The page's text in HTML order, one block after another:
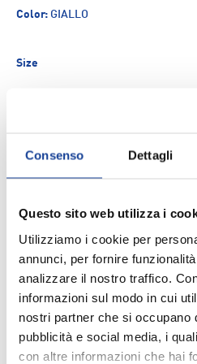
Consenso Dettagli
Questo sito web utilizza i
Utilizziamo i cookie per
annunci, per fornire
analizzare il nostro traffico.
informazioni sul modo in cui
nostri partner che si occupano
pubblicità e social media, i
con altre informazioni che hai
Color: GIALLO
Size
Spedizione e consegna
DESCRIZIONE